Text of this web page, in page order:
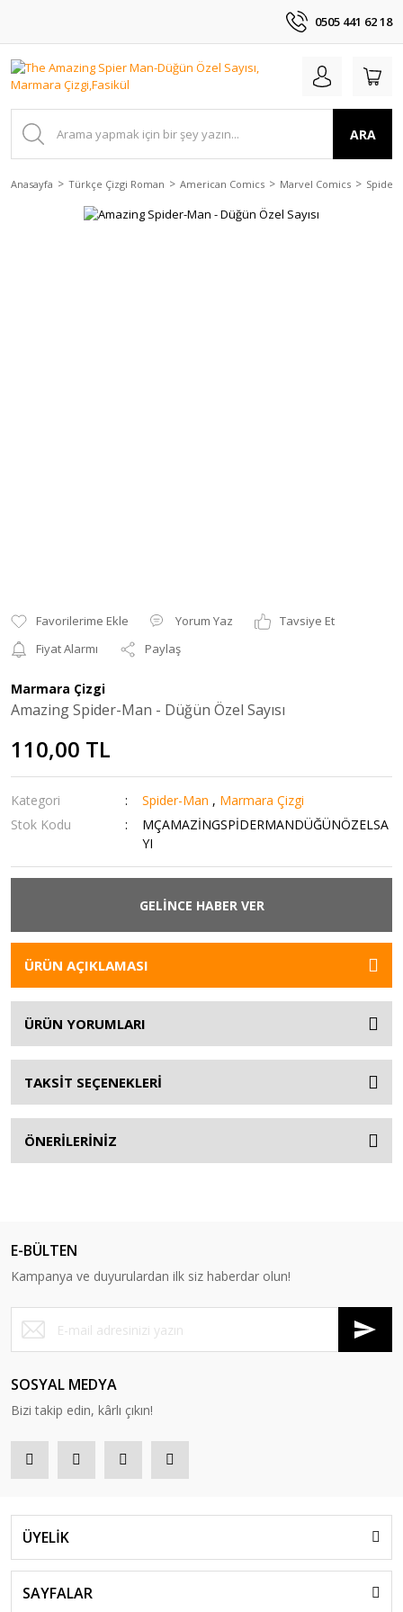
0505 441 62 18
ARA
Anasayfa Türkçe Çizgi Roman American Comics Marvel Comics
Yorum Yaz
Tavsiye Et
Fiyat Alarmı
Paylaş
Marmara Çizgi
Amazing Spider-Man - Düğün Özel Sayısı
110,00 TL
Kategori Spider-Man , Marmara Çizgi
Stok Kodu
MÇAMAZİNGSPİDERMANDÜĞÜNÖZELSA
YI
GELİNCE HABER VER
ÜRÜN AÇIKLAMASI
ÜRÜN YORUMLARI
TAKSİT SEÇENEKLERİ
ÖNERİLERİNİZ
E-BÜLTEN
Kampanya ve duyurulardan ilk siz haberdar olun!
SOSYAL MEDYA
Bizi takip edin, kârlı çıkın!
ÜYELİK
SAYFALAR